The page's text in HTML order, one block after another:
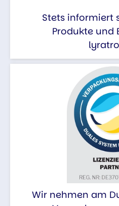
Stets informiert
Produkte und
Wir nehmen am